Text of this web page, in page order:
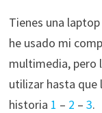
Tienes una
he usado mi
multimedia, pero
utilizar hasta que
historia 1 – 2 – 3.